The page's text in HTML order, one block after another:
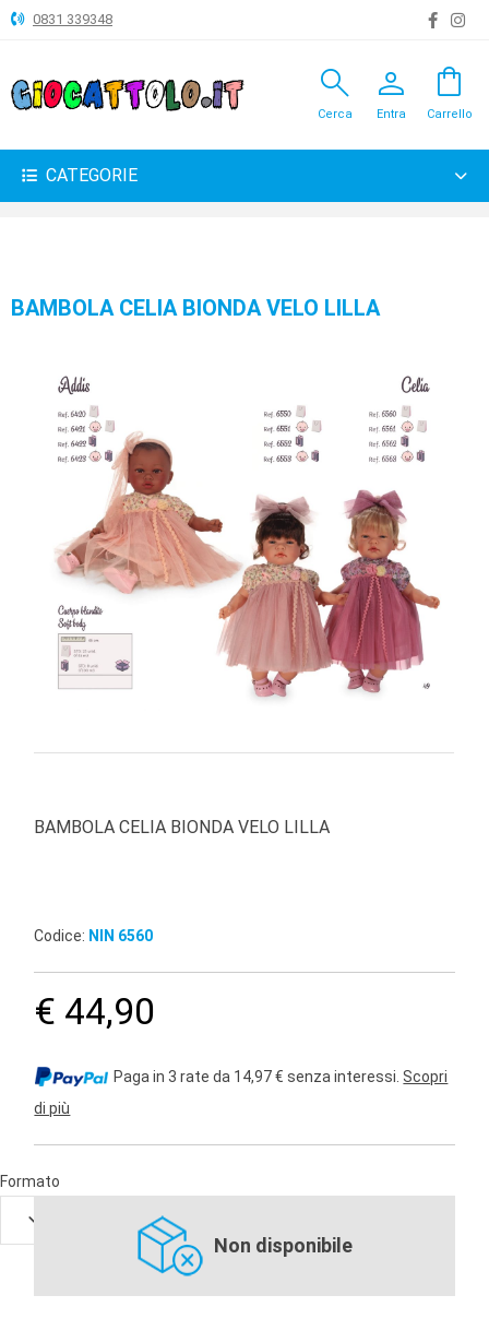
ANIMALI
BAMBOLE
GIOCHI
PELUCHE-
GADGET
PUZZLE
SYLVANIAN
FAMILY
VALIGERIA-
0831 339348
search
Cerca
person
Entra
shopping_bag
Carrello
CATEGORIE
BAMBOLA CELIA BIONDA VELO LILLA
BAMBOLA CELIA BIONDA VELO LILLA
Codice: NIN 6560
€ 44,90
Paga in 3 rate da 14,97 € senza interessi.Scopri
di più
Formato
Non disponibile